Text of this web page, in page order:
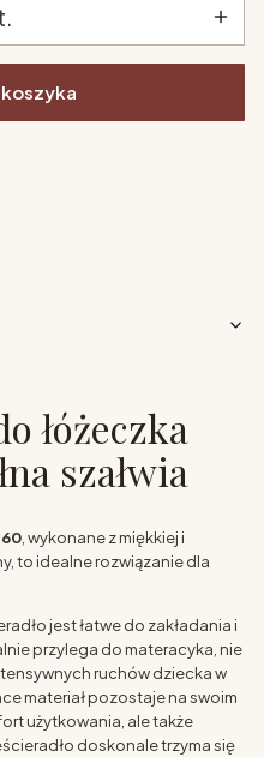
łóżeczka
szałwia
, wykonane z miękkiej i
to idealne rozwiązanie dla
jest łatwe do zakładania i
przylega do materacyka, nie
ruchów dziecka w
materiał pozostaje na swoim
użytkowania, ale także
doskonale trzyma się